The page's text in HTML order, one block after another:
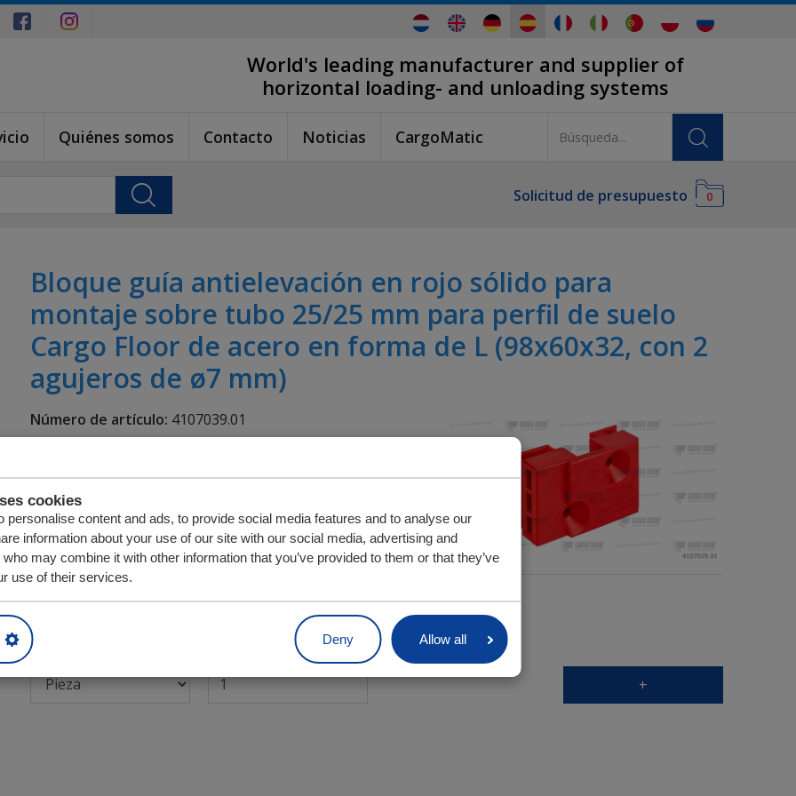
cookies
personalise content and ads, to provide social media features and to analyse our
information about your use of our site with our social media, advertising and
may combine it with other information that you’ve provided to them or that they’ve
use of their services.
Deny Allow all
World's leading manufacturer and supplier of
horizontal loading- and unloading systems
Quiénes somos Contacto Noticias CargoMatic
Solicitud de presupuesto 0
Bloque guía antielevación en rojo sólido para
montaje sobre tubo 25/25 mm para perfil de suelo
Cargo Floor de acero en forma de L (98x60x32, con 2
agujeros de ø7 mm)
Número de artículo: 4107039.01
accionamiento:
CF3 LP-2
CF500 SL
CF500 SL-2
CF500 SLC
Unidad
+